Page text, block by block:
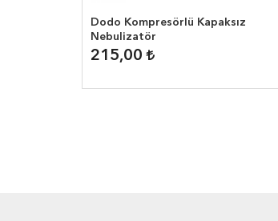
Dodo Kompresörlü Kapaksız
Nebulizatör
215,00